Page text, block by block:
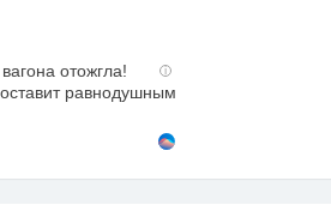
i
отожгла!
равнодушным